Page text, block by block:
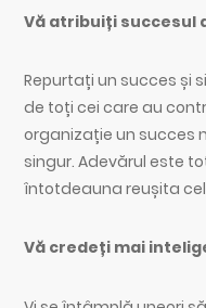
Vă atribuiți succesul
Repurtați un succes și
de toți cei care au
organizație un succes
singur. Adevărul este
întotdeauna reușita
Vă credeți mai